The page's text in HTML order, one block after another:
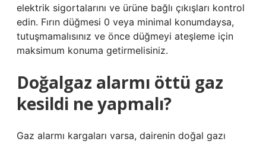
elektrik sigortalarını ve ürüne bağlı çıkışları kontrol
edin. Fırın düğmesi 0 veya minimal konumdaysa,
tutuşmamalısınız ve önce düğmeyi ateşleme için
maksimum konuma getirmelisiniz.
Doğalgaz alarmı öttü gaz
kesildi ne yapmalı?
Gaz alarmı kargaları varsa, dairenin doğal gazı